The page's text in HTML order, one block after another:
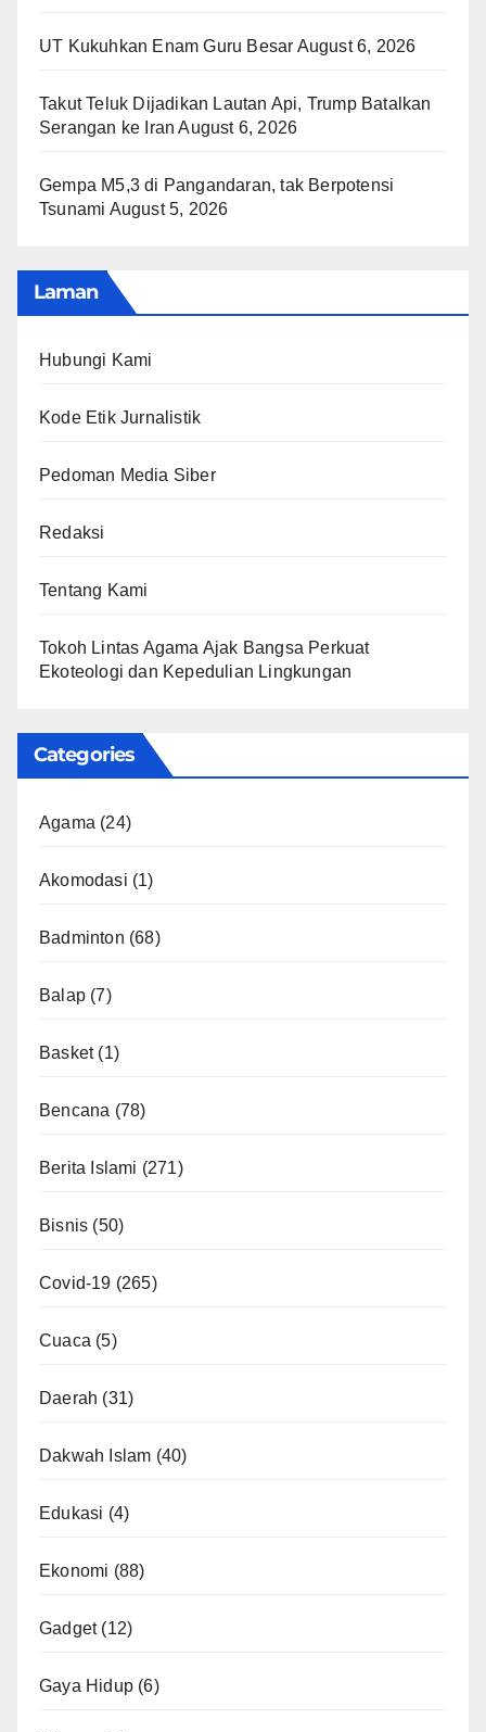
UT Kukuhkan Enam Guru Besar August 6, 2026
Takut Teluk Dijadikan Lautan Api, Trump Batalkan
Serangan ke Iran August 6, 2026
Gempa M5,3 di Pangandaran, tak Berpotensi
Tsunami August 5, 2026
Laman
Hubungi Kami
Kode Etik Jurnalistik
Pedoman Media Siber
Redaksi
Tentang Kami
Tokoh Lintas Agama Ajak Bangsa Perkuat
Ekoteologi dan Kepedulian Lingkungan
Categories
Agama (24)
Akomodasi (1)
Badminton (68)
Balap (7)
Basket(1)
Bencana (78)
Berita Islami (271)
Bisnis (50)
Covid-19 (265)
Cuaca (5)
Daerah (31)
Dakwah Islam (40)
Edukasi (4)
Ekonomi (88)
Gadget(12)
Gaya Hidup (6)